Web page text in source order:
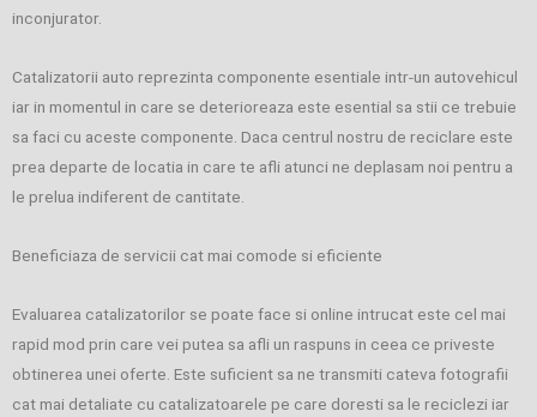
inconjurator.
Catalizatorii auto reprezinta componente esentiale intr-un autovehicul
iar in momentul in care se deterioreaza este esential sa stii ce trebuie
sa faci cu aceste componente. Daca centrul nostru de reciclare este
prea departe de locatia in care te afli atunci ne deplasam noi pentru a
le prelua indiferent de cantitate.
Beneficiaza de servicii cat mai comode si eficiente
Evaluarea catalizatorilor se poate face si online intrucat este cel mai
rapid mod prin care vei putea sa afli un raspuns in ceea ce priveste
obtinerea unei oferte. Este suficient sa ne transmiti cateva fotografii
cat mai detaliate cu catalizatoarele pe care doresti sa le reciclezi iar